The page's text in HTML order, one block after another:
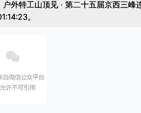
外特工山顶见 · 第二十五届京西三峰
。